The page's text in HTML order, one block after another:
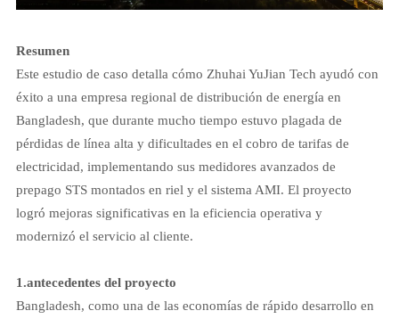
Resumen
Este estudio de caso detalla cómo Zhuhai YuJian Tech ayudó con
éxito a una empresa regional de distribución de energía en
Bangladesh, que durante mucho tiempo estuvo plagada de
pérdidas de línea alta y dificultades en el cobro de tarifas de
electricidad, implementando sus medidores avanzados de
prepago STS montados en riel y el sistema AMI. El proyecto
logró mejoras significativas en la eficiencia operativa y
modernizó el servicio al cliente.
1.antecedentes del proyecto
Bangladesh, como una de las economías de rápido desarrollo en